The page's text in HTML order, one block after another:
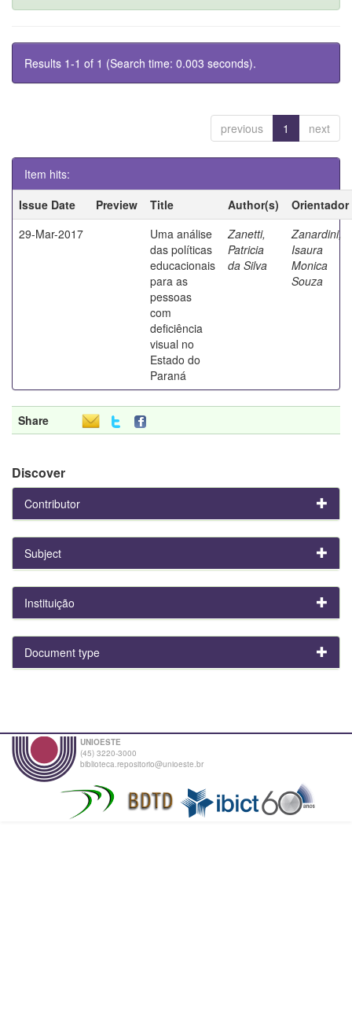
Results 1-1 of 1 (Search time: 0.003 seconds).
previous 1 next
Item hits:
Issue Date
Preview Title Author(s)
Orientador
29-Mar-2017
Uma análise
das políticas
educacionais
para as
pessoas
com
deficiência
visual no
Estado do
Paraná
Zanetti,
Patricia
da Silva
Zanardini,
Isaura
Monica
Souza
Share
Discover
Contributor
Subject
Instituição
Document type
UNIOESTE
(45) 3220-3000
biblioteca.repositorio@unioeste.br